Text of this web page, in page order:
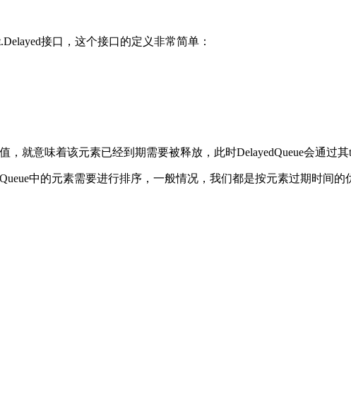
接口，这个接口的定义非常简单：
就意味着该元素已经到期需要被释放，此时DelayedQueue会通过其
中的元素需要进行排序，一般情况，我们都是按元素过期时间的